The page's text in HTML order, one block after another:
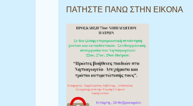
ΠΑΤΗΣΤΕ ΠΑΝΩ ΣΤΗΝ ΕΙΚΟΝΑ